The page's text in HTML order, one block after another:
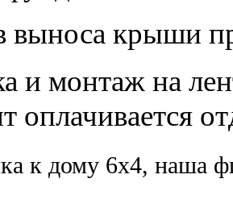
к дому- это
площади
к дому
удивит
пристройки,